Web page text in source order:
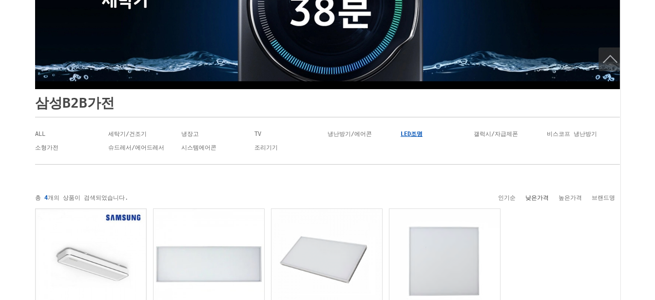
삼성B2B가전
ALL 세탁기/건조기 냉장고 TV 냉난방기/에어콘 LED조명 갤럭시/자급제폰
비스코프 냉난방기
소형가전
슈드레서/에어드레서 시스템에어콘 조리기기
총 4개의 상품이 검색되었습니다. 인기순 낮은가격 높은가격 브랜드명